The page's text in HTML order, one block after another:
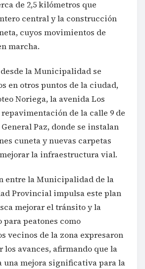
de 2,5 kilómetros que
central y la construcción
cuyos movimientos de
marcha.
la Municipalidad se
en otros puntos de la ciudad,
Noriega, la avenida Los
de la calle 9 de
Paz, donde se instalan
cuneta y nuevas carpetas
la infraestructura vial.
entre la Municipalidad de la
Provincial impulsa este plan
mejorar el tránsito y la
peatones como
vecinos de la zona expresaron
los avances, afirmando que la
una mejora significativa para la